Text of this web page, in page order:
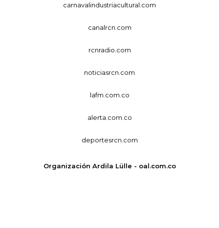
carnavalindustriacultural.com
canalrcn.com
rcnradio.com
noticiasrcn.com
lafm.com.co
alerta.com.co
deportesrcn.com
Organización Ardila Lülle - oal.com.co